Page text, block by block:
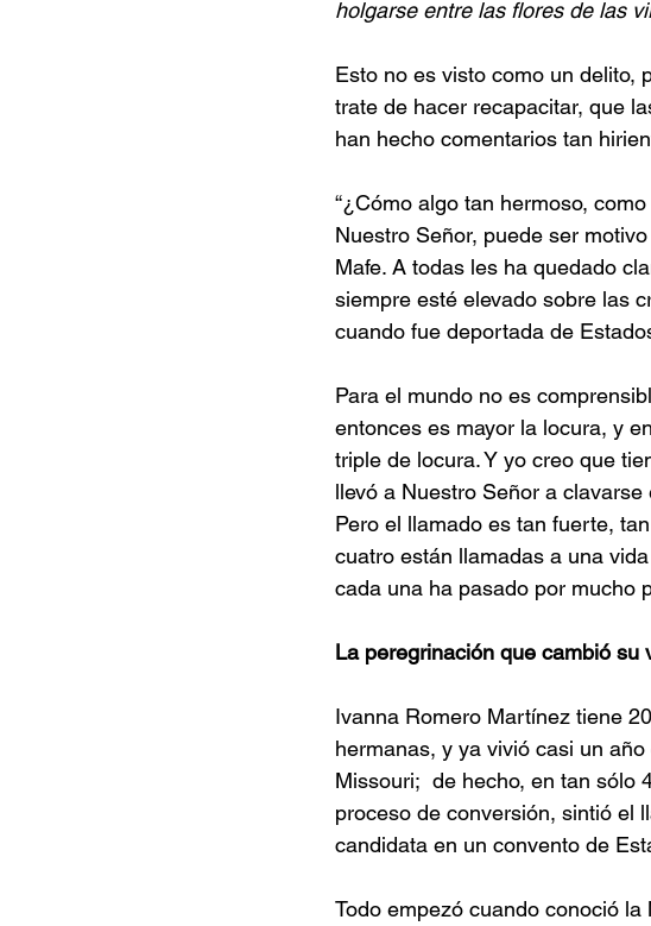
holgarse entre las flores de las
Esto no es visto como un delito,
trate de hacer recapacitar, que
han hecho comentarios tan
“¿Cómo algo tan hermoso,
Nuestro Señor, puede ser
Mafe. A todas les ha quedado
siempre esté elevado sobre las
cuando fue deportada de
Para el mundo no es
entonces es mayor la locura, y
triple de locura. Y yo creo que
llevó a Nuestro Señor a
Pero el llamado es tan fuerte,
cuatro están llamadas a una
cada una ha pasado por mucho
La peregrinación que cambió su
Ivanna Romero Martínez tiene
hermanas, y ya vivió casi un
Missouri;  de hecho, en tan
proceso de conversión, sintió el
candidata en un convento de
Todo empezó cuando conoció